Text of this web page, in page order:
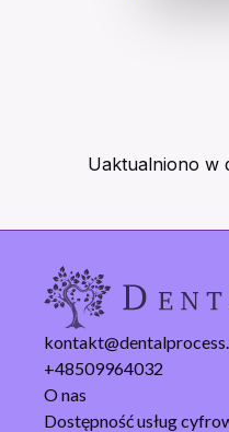
Uaktualniono w
+48509964032
O nas
Dostępność usług